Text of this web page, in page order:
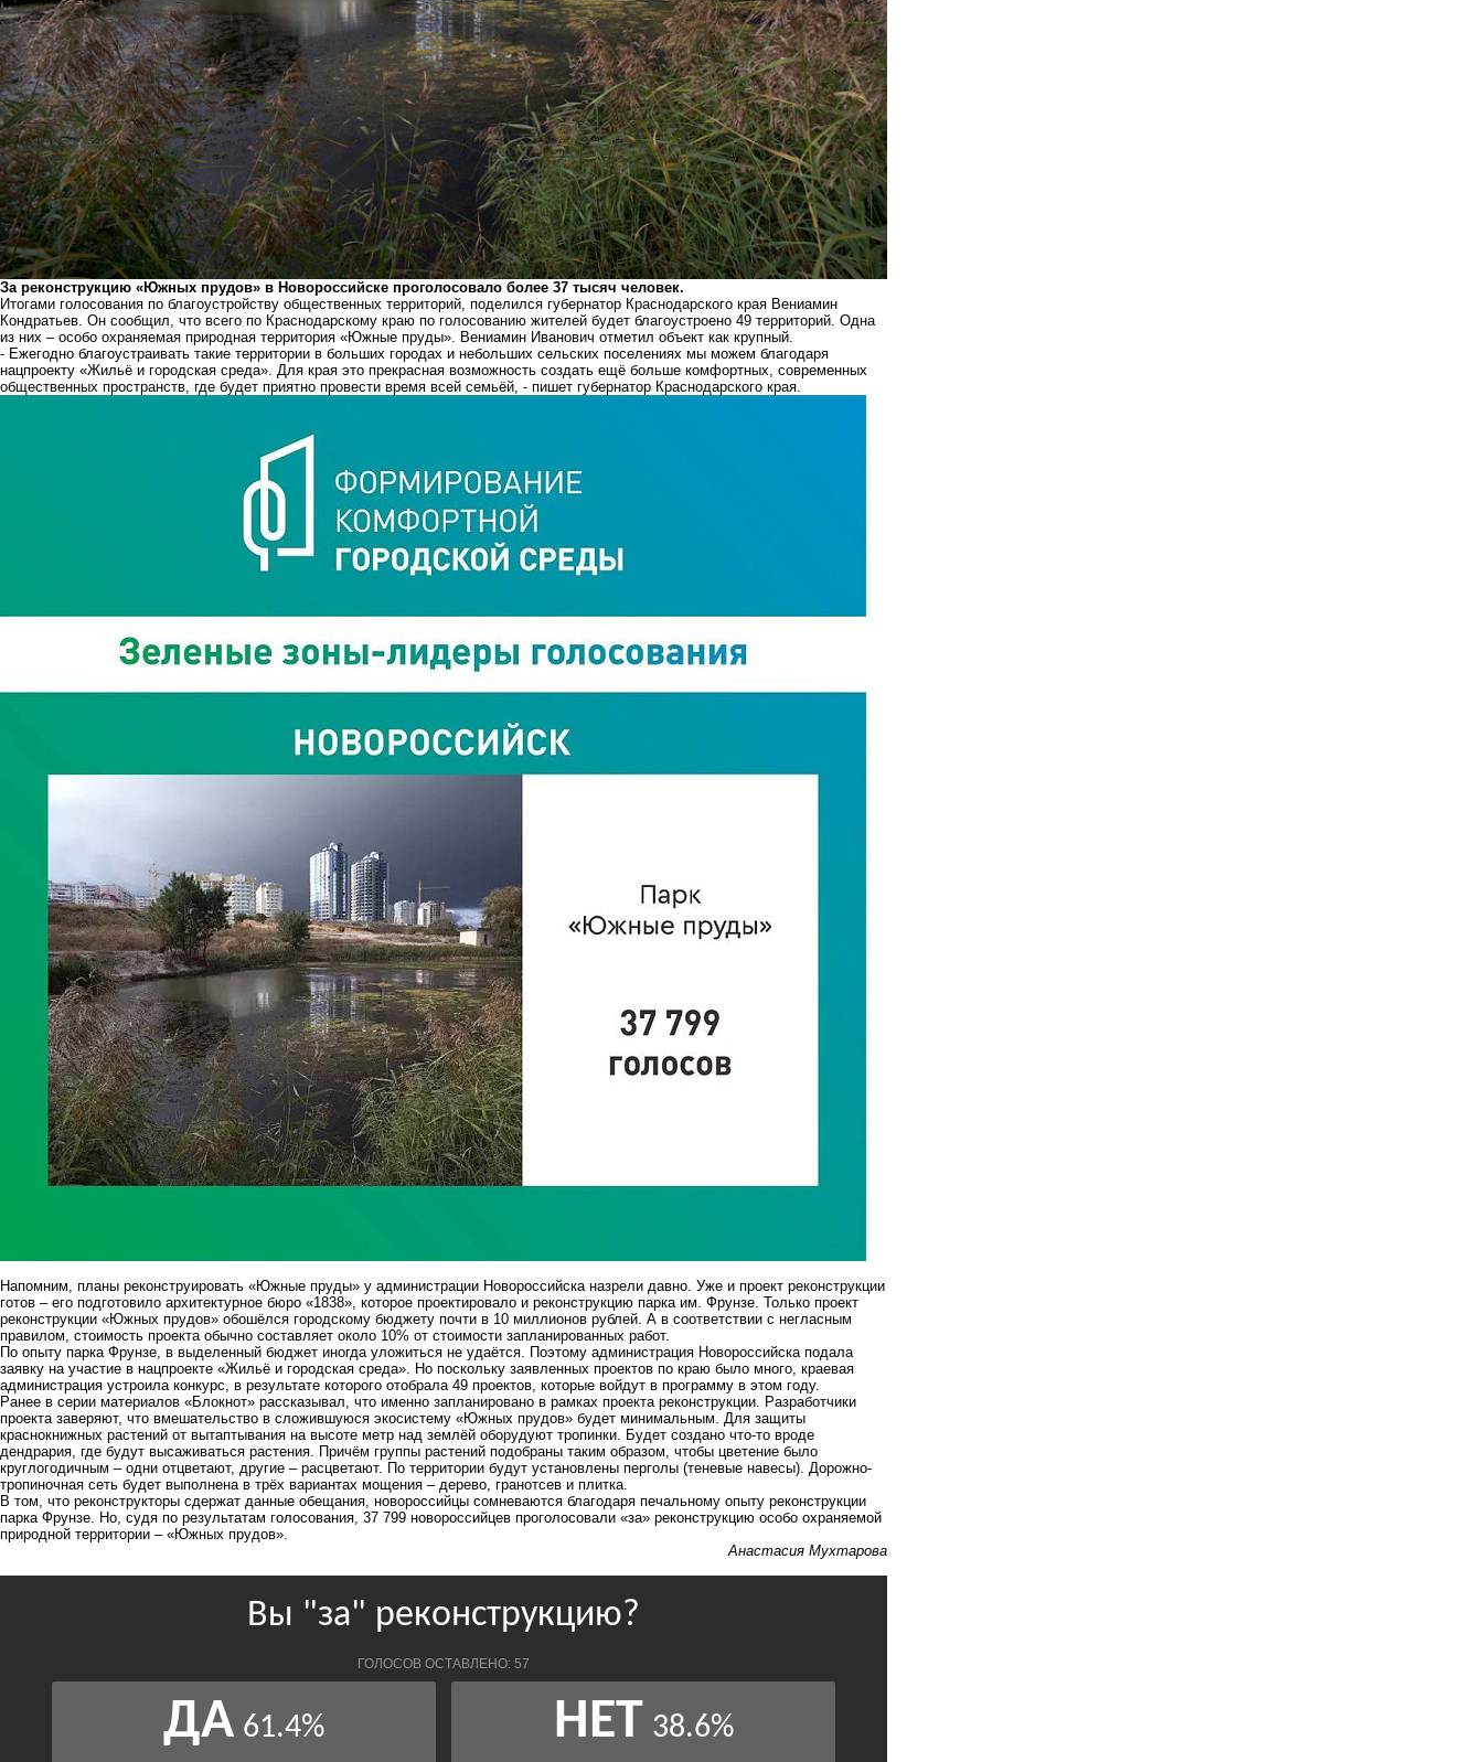
За реконструкцию «Южных прудов» в Новороссийске проголосовало более 37 тысяч человек.
Итогами голосования по благоустройству общественных территорий, поделился губернатор Краснодарского края Вениамин
Кондратьев. Он сообщил, что всего по Краснодарскому краю по голосованию жителей будет благоустроено 49 территорий. Одна
из них – особо охраняемая природная территория «Южные пруды». Вениамин Иванович отметил объект как крупный.
- Ежегодно благоустраивать такие территории в больших городах и небольших сельских поселениях мы можем благодаря
нацпроекту «Жильё и городская среда». Для края это прекрасная возможность создать ещё больше комфортных, современных
общественных пространств, где будет приятно провести время всей семьёй, - пишет губернатор Краснодарского края.
Напомним, планы реконструировать «Южные пруды» у администрации Новороссийска назрели давно. Уже и проект реконструкции
готов – его подготовило архитектурное бюро «1838», которое проектировало и реконструкцию парка им. Фрунзе. Только проект
реконструкции «Южных прудов» обошёлся городскому бюджету почти в 10 миллионов рублей. А в соответствии с негласным
правилом, стоимость проекта обычно составляет около 10% от стоимости запланированных работ.
По опыту парка Фрунзе, в выделенный бюджет иногда уложиться не удаётся. Поэтому администрация Новороссийска подала
заявку на участие в нацпроекте «Жильё и городская среда». Но поскольку заявленных проектов по краю было много, краевая
администрация устроила конкурс, в результате которого отобрала 49 проектов, которые войдут в программу в этом году.
Ранее в серии материалов «Блокнот» рассказывал, что именно запланировано в рамках проекта реконструкции . Разработчики
проекта заверяют, что вмешательство в сложившуюся экосистему «Южных прудов» будет минимальным. Для защиты
краснокнижных растений от вытаптывания на высоте метр над землёй оборудуют тропинки. Будет создано что-то вроде
дендрария, где будут высаживаться растения. Причём группы растений подобраны таким образом, чтобы цветение было
круглогодичным – одни отцветают, другие – расцветают. По территории будут установлены перголы (теневые навесы). Дорожно-
тропиночная сеть будет выполнена в трёх вариантах мощения – дерево, гранотсев и плитка.
В том, что реконструкторы сдержат данные обещания, новороссийцы сомневаются благодаря печальному опыту реконструкции
парка Фрунзе. Но, судя по результатам голосования, 37 799 новороссийцев проголосовали «за» реконструкцию особо охраняемой
природной территории – «Южных прудов».
Анастасия Мухтарова